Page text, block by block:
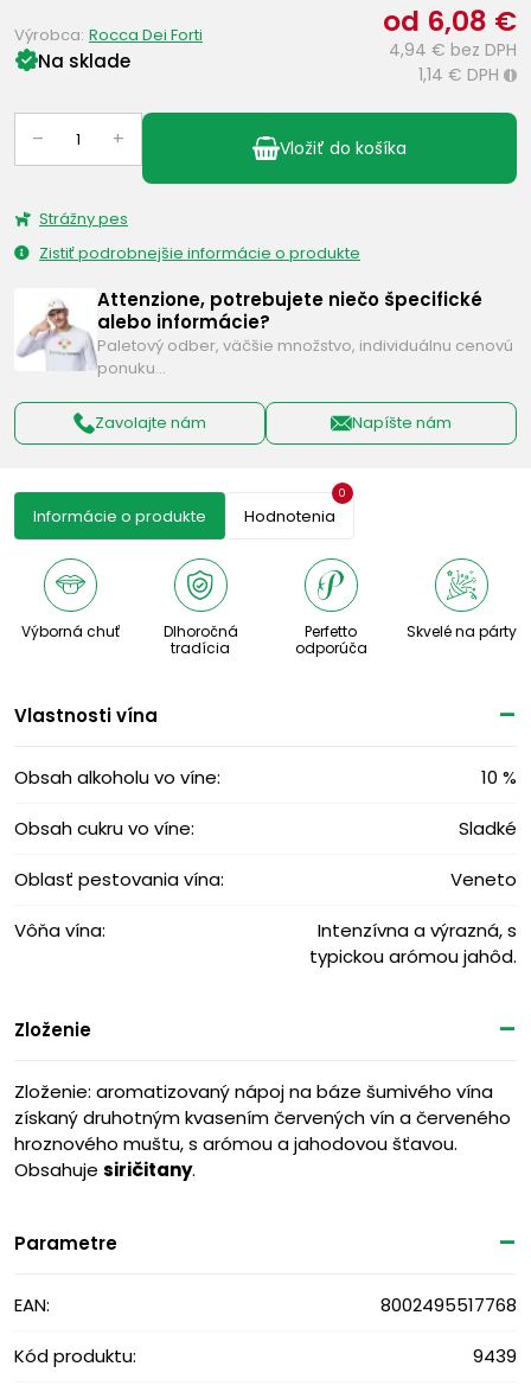
od 6,08 €
4,94 € bez DPH
1,14 € DPH i
Na sklade
Výrobca: Rocca Dei Forti
– + Vložiť do košíka
Strážny pes
Zistiť podrobnejšie informácie o produkte
Attenzione, potrebujete niečo špecifické
alebo informácie?
Paletový odber, väčšie množstvo, individuálnu cenovú
ponuku…
Zavolajte nám Napíšte nám
Informácie o produkte Hodnotenia
0
Výborná chuť
Dlhoročná
tradícia
Perfetto
odporúča
Skvelé na párty
Vlastnosti vína
Obsah alkoholu vo víne: 10 %
Obsah cukru vo víne: Sladké
Oblasť pestovania vína: Veneto
Vôňa vína:
Intenzívna a výrazná, s
typickou arómou jahôd.
Zloženie
Zloženie: aromatizovaný nápoj na báze šumivého vína
získaný druhotným kvasením červených vín a červeného
hroznového muštu, s arómou a jahodovou šťavou.
Obsahuje siričitany.
Parametre
EAN: 8002495517768
Kód produktu: 9439